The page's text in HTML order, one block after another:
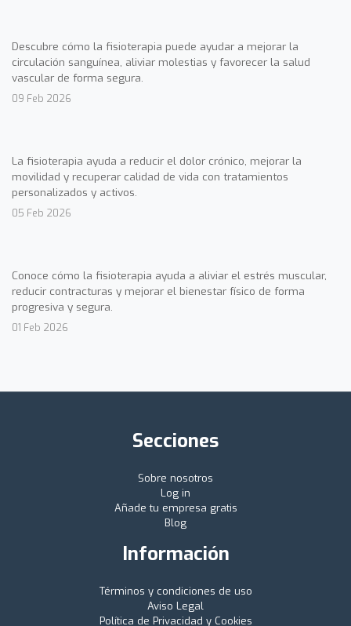
Descubre cómo la fisioterapia puede ayudar a mejorar la
circulación sanguínea, aliviar molestias y favorecer la salud
vascular de forma segura.
09 Feb 2026
La fisioterapia ayuda a reducir el dolor crónico, mejorar la
movilidad y recuperar calidad de vida con tratamientos
personalizados y activos.
05 Feb 2026
Conoce cómo la fisioterapia ayuda a aliviar el estrés muscular,
reducir contracturas y mejorar el bienestar físico de forma
progresiva y segura.
01 Feb 2026
Secciones
Sobre nosotros
Log in
Añade tu empresa gratis
Blog
Información
Términos y condiciones de uso
Aviso Legal
Política de Privacidad y Cookies